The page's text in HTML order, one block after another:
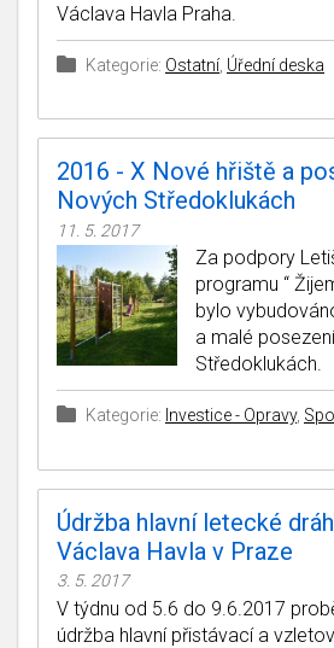
Václava Havla Praha.
Kategorie: Ostatní Úřední deska
2016 - X Nové hřiště a
Nových Středoklukách
11. 5. 2017
Za podpory
programu “
bylo
a malé
Středoklukách.
Kategorie: Investice - Opravy,
Údržba hlavní letecké
Václava Havla v Praze
3. 5. 2017
V týdnu od 5.6 do 9.6.2017
údržba hlavní přistávací a